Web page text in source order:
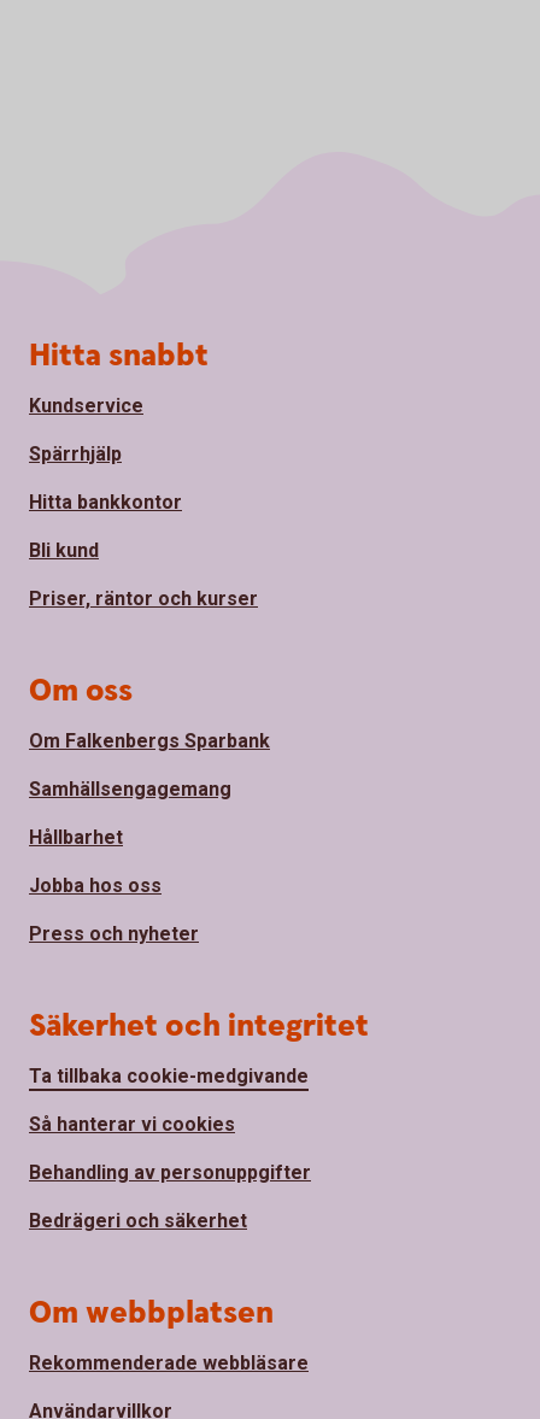
Sidfot
Hitta snabbt
Kundservice
Spärrhjälp
Hitta bankkontor
Bli kund
Priser, räntor och kurser
Om oss
Om Falkenbergs Sparbank
Samhällsengagemang
Hållbarhet
Jobba hos oss
Press och nyheter
Säkerhet och integritet
Ta tillbaka cookie-medgivande
Så hanterar vi cookies
Behandling av personuppgifter
Bedrägeri och säkerhet
Om webbplatsen
Rekommenderade webbläsare
Användarvillkor